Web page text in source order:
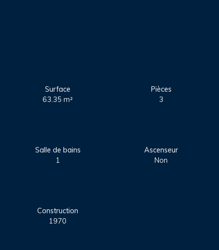
Surface
63.35m²
Pièces
3
Salle de bains
1
Ascenseur
Non
Construction
1970